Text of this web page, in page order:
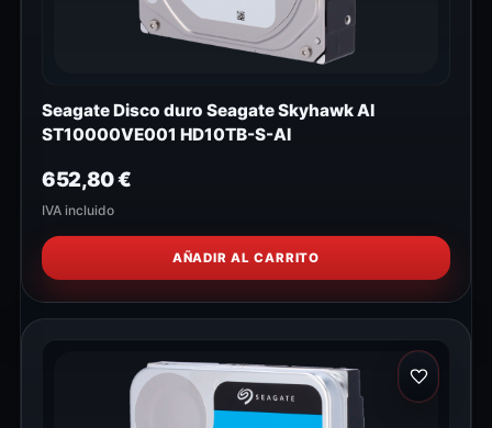
Seagate Disco duro Seagate Skyhawk AI
ST10000VE001 HD10TB-S-AI
652,80€
IVA incluido
AÑADIR AL CARRITO